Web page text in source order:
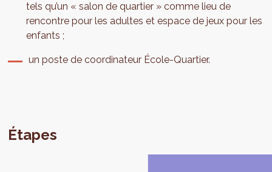
tels qu’un « salon de quartier » comme lieu de
rencontre pour les adultes et espace de jeux pour les
enfants ;
un poste de coordinateur École-Quartier.
Étapes